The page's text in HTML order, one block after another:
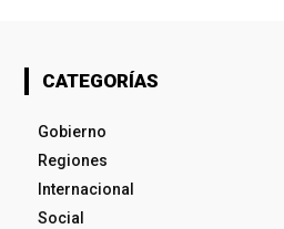
CATEGORÍAS
Gobierno
Regiones
Internacional
Social